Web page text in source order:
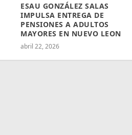
ESAU GONZÁLEZ SALAS
IMPULSA ENTREGA DE
PENSIONES A ADULTOS
MAYORES EN NUEVO LEON
abril 22, 2026